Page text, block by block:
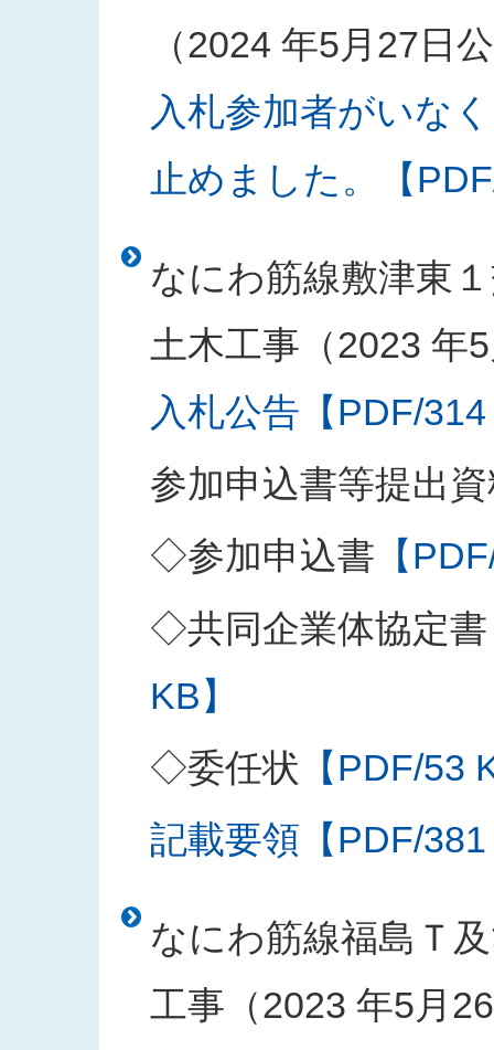
（2024 年5月27日
入札参加者がいな
止めました。【
なにわ筋線敷津東
土木工事（2023 年
入札公告【PDF/
参加申込書等提出
◇参加申込書 【
◇共同企業体協定書
KB】
◇委任状 【PDF/53
記載要領【PDF/
なにわ筋線福島Ｔ
工事（2023 年5月